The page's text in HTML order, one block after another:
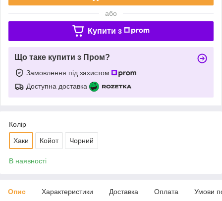
або
Купити з
Що таке купити з Пром?
Замовлення під захистом
Доступна доставка
Колір
Хаки Койот Чорний
В наявності
Опис Характеристики Доставка Оплата Умови